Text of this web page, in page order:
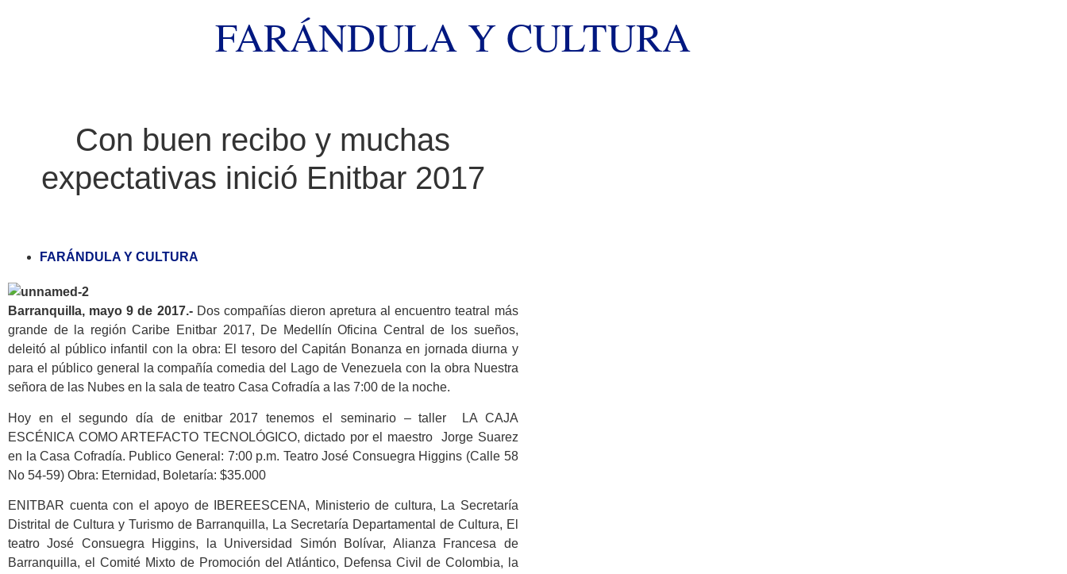
FARÁNDULA Y CULTURA
Con buen recibo y muchas
expectativas inició Enitbar 2017
FARÁNDULA Y CULTURA
Barranquilla, mayo 9 de 2017.-Dos compañías dieron apretura al encuentro teatral más
grande de la región Caribe Enitbar 2017, De Medellín Oficina Central de los sueños,
deleitó al público infantil con la obra: El tesoro del Capitán Bonanza en jornada diurna y
para el público general la compañía comedia del Lago de Venezuela con la obra Nuestra
señora de las Nubes en la sala de teatro Casa Cofradía a las 7:00 de la noche.
Hoy en el segundo día de enitbar 2017 tenemos el seminario – taller LA CAJA
ESCÉNICA COMO ARTEFACTO TECNOLÓGICO, dictado por el maestro Jorge Suarez
en la Casa Cofradía. Publico General: 7:00 p.m. Teatro José Consuegra Higgins (Calle 58
No 54-59) Obra: Eternidad, Boletaría: $35.000
ENITBAR cuenta con el apoyo de IBEREESCENA, Ministerio de cultura, La Secretaría
Distrital de Cultura y Turismo de Barranquilla, La Secretaría Departamental de Cultura, El
teatro José Consuegra Higgins, la Universidad Simón Bolívar, Alianza Francesa de
Barranquilla, el Comité Mixto de Promoción del Atlántico, Defensa Civil de Colombia, la